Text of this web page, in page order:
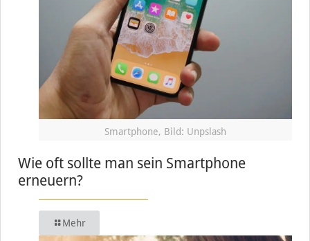
Smartphone, Bild: Unpslash
Wie oft sollte man sein Smartphone
erneuern?
Mehr